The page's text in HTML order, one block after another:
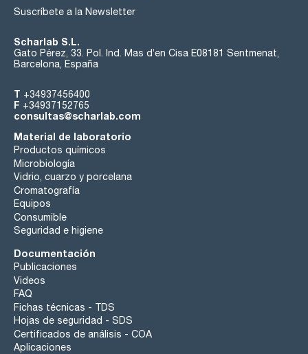
Suscríbete a la Newsletter
Scharlab S.L.
Gato Pérez, 33. Pol. Ind. Mas d’en Cisa E08181 Sentmenat,
Barcelona, España
T +34937456400
F +34937152765
consultas@scharlab.com
Material de laboratorio
Productos químicos
Microbiología
Vidrio, cuarzo y porcelana
Cromatografía
Equipos
Consumible
Seguridad e higiene
Documentación
Publicaciones
Videos
FAQ
Fichas técnicas - TDS
Hojas de seguridad - SDS
Certificados de análisis - COA
Aplicaciones